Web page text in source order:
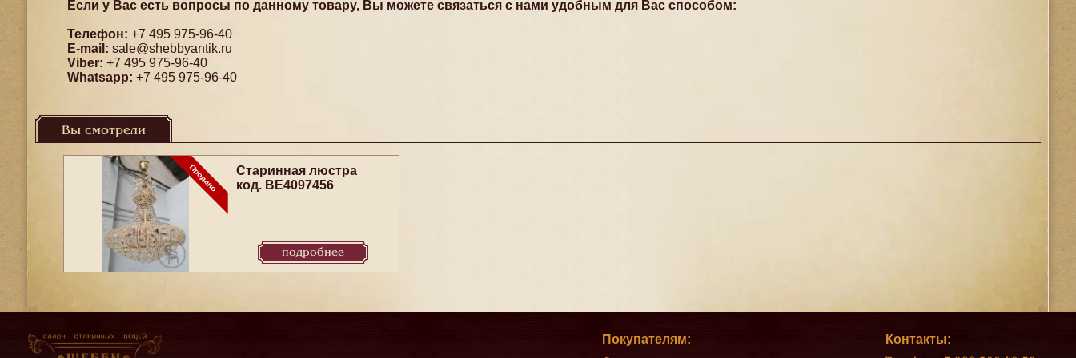
Если у Вас есть вопросы по данному товару, Вы можете связаться с нами удобным для Вас способом:
Телефон: +7 495 975-96-40
E-mail: sale@shebbyantik.ru
Viber: +7 495 975-96-40
Whatsapp: +7 495 975-96-40
Вы смотрели
Старинная люстра
код. BE4097456
подробнее
Покупателям: Контакты: